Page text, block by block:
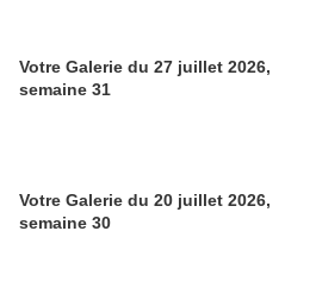
Votre Galerie du 27 juillet 2026,
semaine 31
Votre Galerie du 20 juillet 2026,
semaine 30